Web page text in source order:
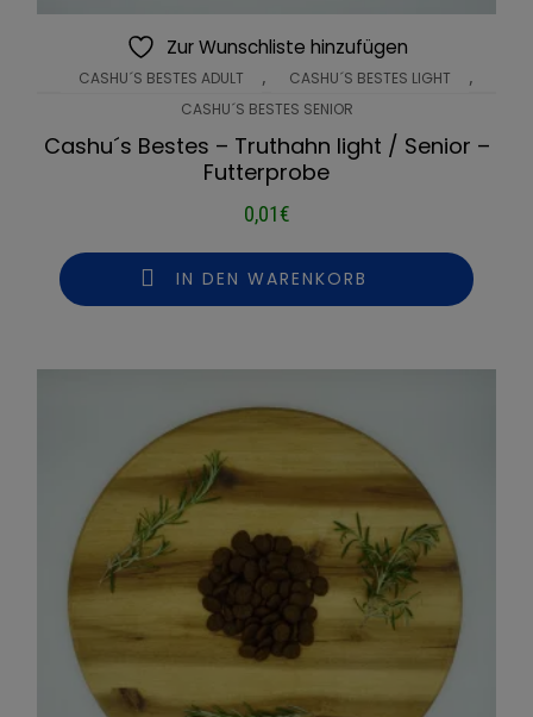
Zur Wunschliste hinzufügen
CASHU´S BESTES ADULT , CASHU´S BESTES LIGHT ,
CASHU´S BESTES SENIOR
Cashu´s Bestes – Truthahn light / Senior –
Futterprobe
0,01€
IN DEN WARENKORB